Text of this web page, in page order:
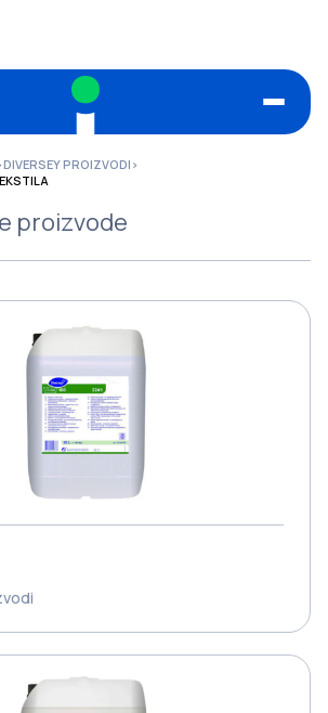
DIVERSEY PROIZVODI >
proizvode